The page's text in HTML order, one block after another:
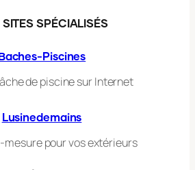
SITES SPÉCIALISÉS
Baches-Piscines
de piscine sur Internet
Lusinedemains
mesure pour vos extérieurs